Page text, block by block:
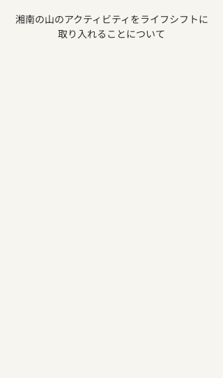
湘南の山のアクティビティをライフシフトに
取り入れることについて